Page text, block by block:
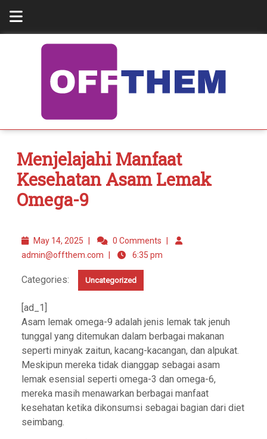
Menjelajahi Manfaat
Kesehatan Asam Lemak
Omega-9
May 14, 2025 0 Comments
admin@offthem.com
6:35 pm
Categories: Uncategorized
[ad_1]
Asam lemak omega-9 adalah jenis lemak tak jenuh
tunggal yang ditemukan dalam berbagai makanan
seperti minyak zaitun, kacang-kacangan, dan alpukat.
Meskipun mereka tidak dianggap sebagai asam
lemak esensial seperti omega-3 dan omega-6,
mereka masih menawarkan berbagai manfaat
kesehatan ketika dikonsumsi sebagai bagian dari diet
seimbang.